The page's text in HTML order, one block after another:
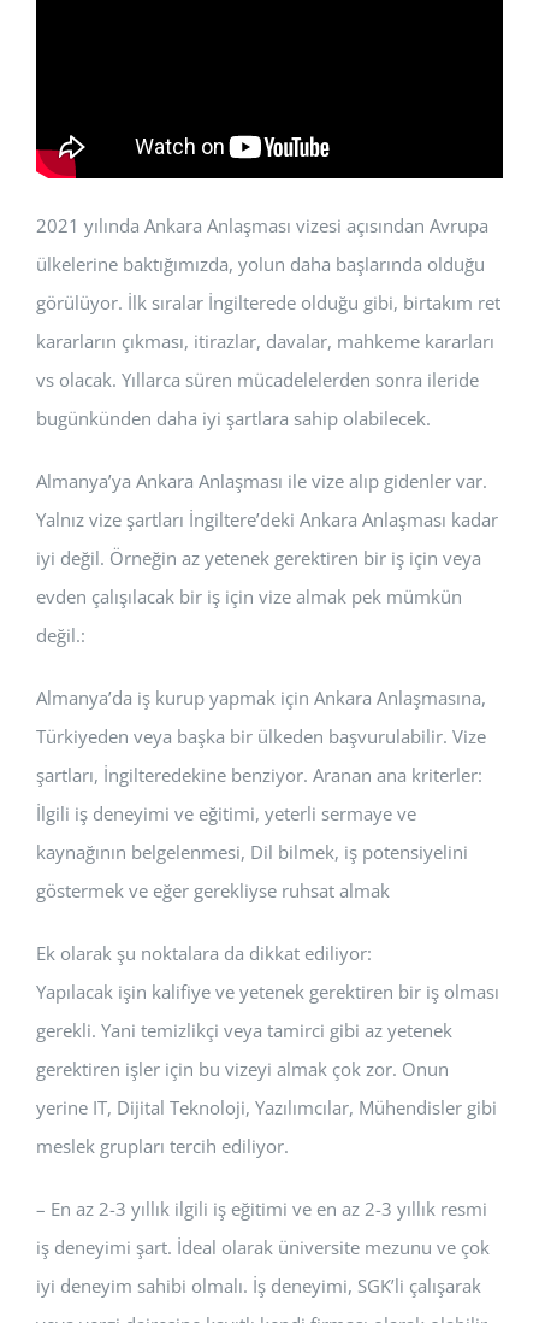
2021 yılında Ankara Anlaşması vizesi açısından Avrupa
ülkelerine baktığımızda, yolun daha başlarında olduğu
görülüyor. İlk sıralar İngilterede olduğu gibi, birtakım ret
kararların çıkması, itirazlar, davalar, mahkeme kararları
vs olacak. Yıllarca süren mücadelelerden sonra ileride
bugünkünden daha iyi şartlara sahip olabilecek.
Almanya’ya Ankara Anlaşması ile vize alıp gidenler var.
Yalnız vize şartları İngiltere’deki Ankara Anlaşması kadar
iyi değil. Örneğin az yetenek gerektiren bir iş için veya
evden çalışılacak bir iş için vize almak pek mümkün
değil.:
Almanya’da iş kurup yapmak için Ankara Anlaşmasına,
Türkiyeden veya başka bir ülkeden başvurulabilir. Vize
şartları, İngilteredekine benziyor. Aranan ana kriterler:
İlgili iş deneyimi ve eğitimi, yeterli sermaye ve
kaynağının belgelenmesi, Dil bilmek, iş potensiyelini
göstermek ve eğer gerekliyse ruhsat almak
Ek olarak şu noktalara da dikkat ediliyor:
Yapılacak işin kalifiye ve yetenek gerektiren bir iş olması
gerekli. Yani temizlikçi veya tamirci gibi az yetenek
gerektiren işler için bu vizeyi almak çok zor. Onun
yerine IT, Dijital Teknoloji, Yazılımcılar, Mühendisler gibi
meslek grupları tercih ediliyor.
– En az 2-3 yıllık ilgili iş eğitimi ve en az 2-3 yıllık resmi
iş deneyimi şart. İdeal olarak üniversite mezunu ve çok
iyi deneyim sahibi olmalı. İş deneyimi, SGK’li çalışarak